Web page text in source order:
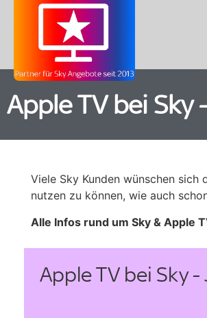
Apple TV bei Sky
Viele Sky Kunden wünschen
nutzen zu können, wie auch
Alle Infos rund um Sky & Apple
Apple TV bei Sky